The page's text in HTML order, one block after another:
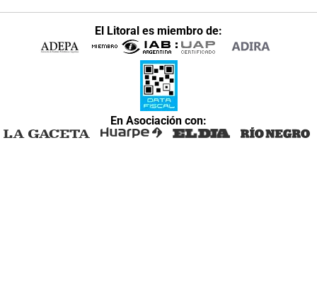
El Litoral es miembro de:
En Asociación con: